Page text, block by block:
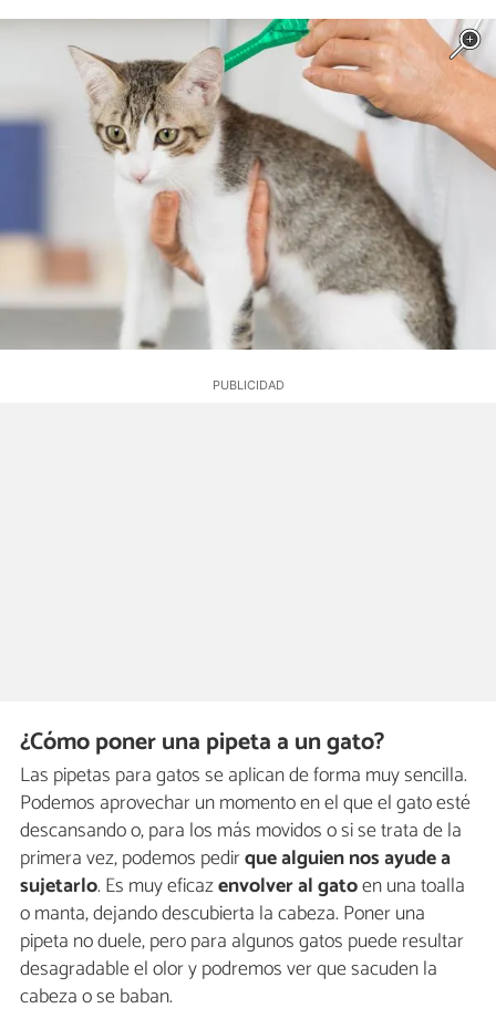
¿Cómo poner una pipeta a un gato?
Las pipetas para gatos se aplican de forma muy sencilla.
Podemos aprovechar un momento en el que el gato esté
descansando o, para los más movidos o si se trata de la
primera vez, podemos pedirque alguien nos ayude a
sujetarlo. Es muy eficazenvolver al gatoen una toalla
o manta, dejando descubierta la cabeza. Poner una
pipeta no duele, pero para algunos gatos puede resultar
desagradable el olor y podremos ver que sacuden la
cabeza o se baban.